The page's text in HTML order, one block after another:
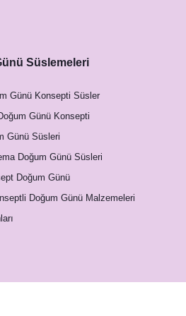
Süslemeleri
Günü Konsepti Süsler
Günü Konsepti
Günü Süsleri
Doğum Günü Süsleri
Doğum Günü
Doğum Günü Malzemeleri